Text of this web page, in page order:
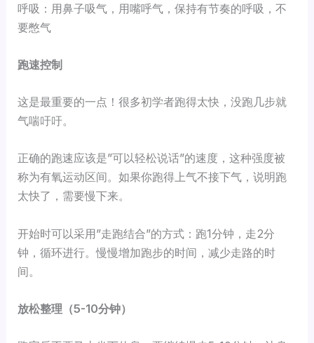
呼吸：用鼻子吸气，用嘴呼气，保持有节奏的呼吸，不
要憋气
跑速控制
这是最重要的一点！很多初学者跑得太快，没跑几步就
气喘吁吁。
正确的跑速应该是”可以轻松说话”的速度，这种强度被
称为有氧运动区间。如果你跑得上气不接下气，说明跑
太快了，需要慢下来。
开始时可以采用”走跑结合”的方式：跑1分钟，走2分
钟，循环进行。慢慢增加跑步的时间，减少走路的时
间。
放松整理（5-10分钟）